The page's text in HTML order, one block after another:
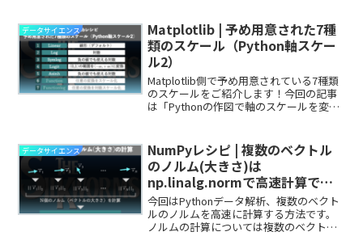
からサンプリングを行う方法をご紹介し
ます！MHサンプリングは目標分布や提案
分布に課される条件が緩く、便利なサン
プリング手法です！
データサイエンス
Matplotlib | 予め用意された7種
類のスケール（Python軸スケー
ル2）
Matplotlib側で予め用意されている7種類
のスケールをご紹介します！今回の記事
は「Pythonの作図で軸のスケールを変え
タ点が潰れて見にくいのはどうしたら良
い？」といったお悩み解決に役立つはず
です！
データサイエンス
NumPyレシピ | 複数のベクトル
のノルム(大きさ)は
np.linalg.normで高速計算でき
る！
今回はPythonデータ解析、複数のベクト
ルのノルムを高速に計算する方法です。
ノルムの計算については複数のベクトル